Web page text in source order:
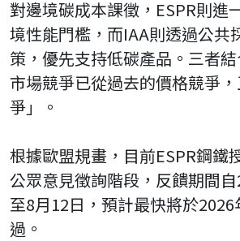
對邊境碳成本課徵，ESPR則進
境性能門檻，而IAA則透過公共
策，優先支持低碳產品。三者
市場競爭已從過去的價格競爭
爭」。
根據歐盟規畫，目前ESPR鋼鐵
公眾意見徵詢階段，反饋期間
至8月12日，預計最快將於
過。